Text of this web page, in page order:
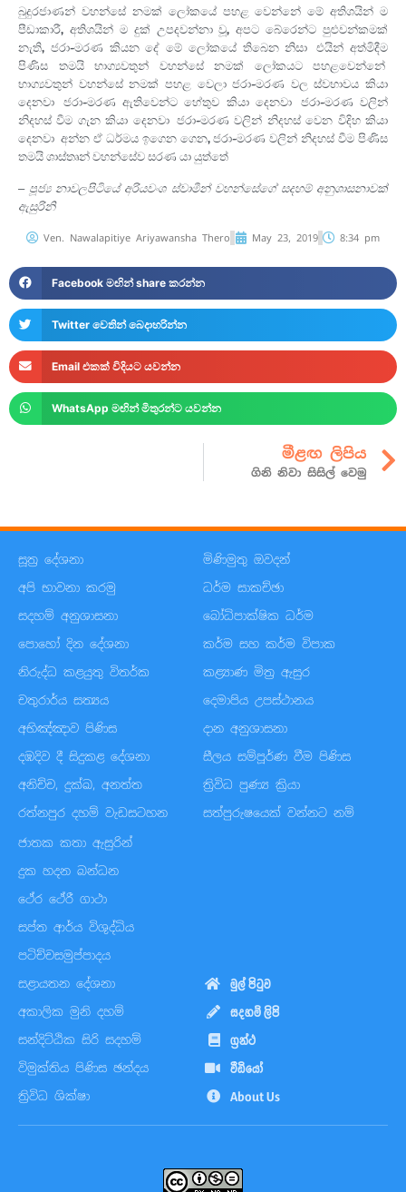
බුදුරජාණන් වහන්සේ නමක් ලෝකයේ පහළ වෙන්නේ මේ අතිශයින් ම
පීඩාකාරී, අතිශයින් ම දුක් උපදවන්නා වූ, අපට බේරෙන්ට පුළුවන්කමක්
නැති, ජරා-මරණ කියන දේ මේ ලෝකයේ තිබෙන නිසා. එයින් අත්මිදීම
පිණිස තමයි භාග්‍යවතුන් වහන්සේ නමක් ලෝකයට පහළවෙන්නේ.
භාග්‍යවතුන් වහන්සේ නමක් පහළ වෙලා ජරා-මරණ වල ස්වභාවය කියා
දෙනවා. ජරා-මරණ ඇතිවෙන්ට හේතුව කියා දෙනවා. ජරා-මරණ වලින්
නිදහස් වීම ගැන කියා දෙනවා. ජරා-මරණ වලින් නිදහස් වෙන විදිහ කියා
දෙනවා. අන්න ඒ ධර්මය ඉගෙන ගෙන, ජරා-මරණ වලින් නිදහස් වීම පිණිස
තමයි ශාස්තෘන් වහන්සේව සරණ යා යුත්තේ.
– පූජ්‍ය නාවලපිටියේ අරියවංශ ස්වාමීන් වහන්සේගේ සදහම් අනුශාසනාවක්
ඇසුරිනි.
Ven. Nawalapitiye Ariyawansha Thero May 23, 2019 8:34 pm
Facebook මඟින් share කරන්න
Twitter වෙතින් බෙදාහරින්න
Email එකක් විදියට යවන්න
WhatsApp මඟින් මිතුරන්ට යවන්න
මීළඟ ලිපිය
ගිනි නිවා සිසිල් වෙමු
සූත්‍ර දේශනා
අපි භාවනා කරමු
සදහම් අනුශාසනා
පොහෝ දින දේශනා
නිරුද්ධ කළයුතු විතර්ක
චතුරාර්ය සත්‍යය
අභිඤ්ඤාව පිණිස
දඹදිව දී සිදුකළ දේශනා
අනිච්ච, දුක්ඛ, අනත්ත
රත්නපුර දහම් වැඩසටහන
මිණිමුතු ඔවදන්
ධර්ම සාකච්ඡා
බෝධිපාක්ෂික ධර්ම
කර්ම සහ කර්ම විපාක
කළ්‍යාණ මිත්‍ර ඇසුර
දෙමාපිය උපස්ථානය
දාන අනුශාසනා
සීලය සම්පූර්ණ වීම පිණිස
ත්‍රිවිධ පුණ්‍ය ක්‍රියා
සත්පුරුෂයෙක් වන්නට නම්
ජාතක කතා ඇසුරින්
දුක හදන බන්ධන
ථේර ථේරී ගාථා
සප්ත ආර්ය විශුද්ධිය
පටිච්චසමුප්පාදය
සළායතන දේශනා
අකාලික මුනි දහම්
සන්දිට්ඨික සිරි සදහම්
විමුක්තිය පිණිස ඡන්දය
ත්‍රිවිධ ශික්ෂා
මුල් පිටුව
සදහම් ලිපි
ග්‍රන්ථ
වීඩියෝ
About Us